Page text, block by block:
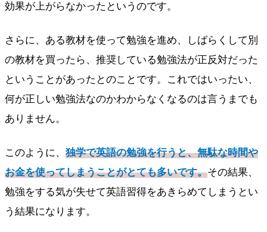
効果が上がらなかったというのです。
さらに、ある教材を使って勉強を進め、しばらくして別
の教材を買ったら、推奨している勉強法が正反対だった
ということがあったとのことです。これではいったい、
何が正しい勉強法なのかわからなくなるのは言うまでも
ありません。
このように、 独学で英語の勉強を行うと、無駄な時間や
お金を使ってしまうことがとても多いです。その結果、
勉強をする気が失せて英語習得をあきらめてしまうとい
う結果になります。